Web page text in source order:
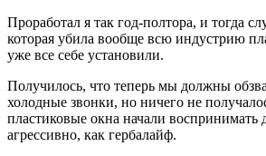
Проработал я так год-полтора, и тогда
которая убила вообще всю индустрию
уже все себе установили.
Получилось, что теперь мы должны
холодные звонки, но ничего не
пластиковые окна начали воспринимать
агрессивно, как гербалайф.